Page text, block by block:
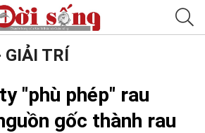
GIẢI TRÍ
"phù phép" rau
gốc thành rau